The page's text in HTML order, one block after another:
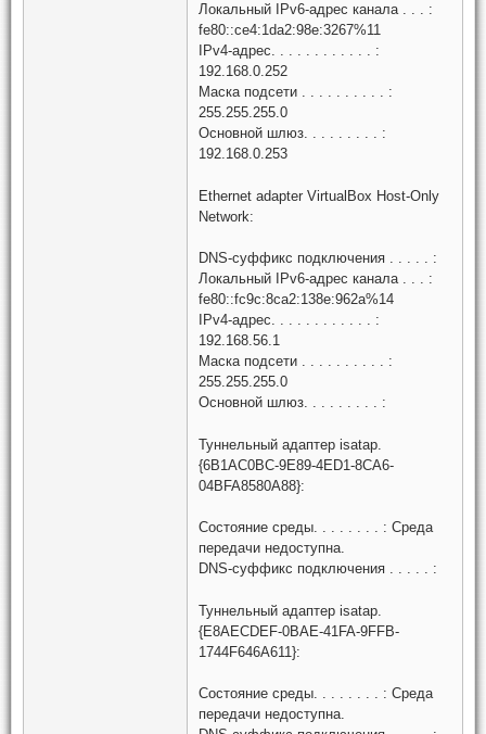
Локальный IPv6-адрес канала . . . :
fe80::ce4:1da2:98e:3267%11
IPv4-адрес. . . . . . . . . . . . :
192.168.0.252
Маска подсети . . . . . . . . . . :
255.255.255.0
Основной шлюз. . . . . . . . . :
192.168.0.253
Ethernet adapter VirtualBox Host-Only
Network:
DNS-суффикс подключения . . . . . :
Локальный IPv6-адрес канала . . . :
fe80::fc9c:8ca2:138e:962a%14
IPv4-адрес. . . . . . . . . . . . :
192.168.56.1
Маска подсети . . . . . . . . . . :
255.255.255.0
Основной шлюз. . . . . . . . . :
Туннельный адаптер isatap.
{6B1AC0BC-9E89-4ED1-8CA6-
04BFA8580A88}:
Состояние среды. . . . . . . . : Среда
передачи недоступна.
DNS-суффикс подключения . . . . . :
Туннельный адаптер isatap.
{E8AECDEF-0BAE-41FA-9FFB-
1744F646A611}:
Состояние среды. . . . . . . . : Среда
передачи недоступна.